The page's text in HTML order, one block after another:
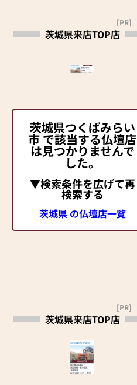
茨城県来店TOP店
[PR]
茨城県つくばみらい
市 で該当する仏壇店
は見つかりませんで
した。
▼検索条件を広げて再
検索する
茨城県 の仏壇店一覧
茨城県来店TOP店
[PR]